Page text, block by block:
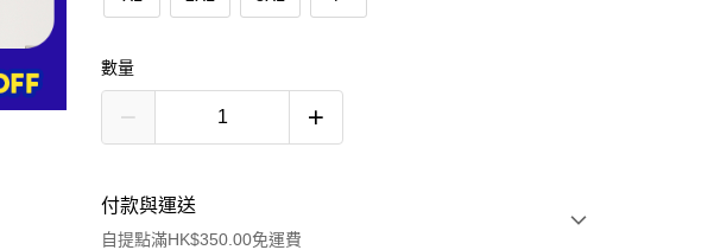
數量
付款與運送
自提點滿HK$350.00免運費